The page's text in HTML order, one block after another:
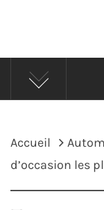
Accueil
d’occasion les